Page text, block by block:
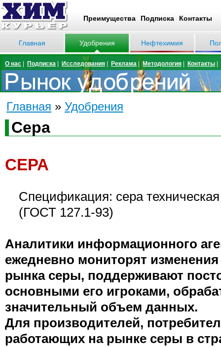
Преимущества Подписка Контакты
Главная Удобрения Нефтехимия
О нас Подписка Исследования Реклама Методология Контакты
Главная » Удобрения
Сера
СЕРА
Спецификация: сера
(ГОСТ 127.1-93)
Аналитики информационного
ежедневно мониторят
рынка серы, поддерживают
основными его игроками,
значительный объем данных.
Для производителей,
работающих на рынке серы в